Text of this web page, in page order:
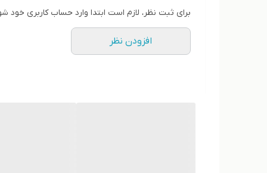
برای ثبت نظر، لازم است ابتدا وارد حساب کاربری خود
افزودن نظر